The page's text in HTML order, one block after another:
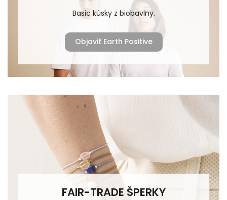
Basic kúsky z biobavlny.
Objaviť Earth Positive
FAIR-TRADE ŠPERKY